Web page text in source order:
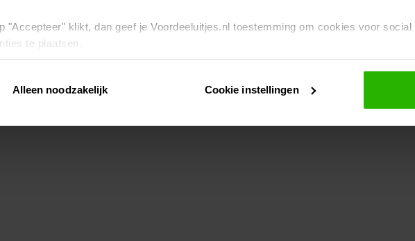
"Accepteer" klikt, dan geef je Voordeeluitjes.nl toestemming om cookies voor
te plaatsen.
instellingen" kun je ook zelf instellen welke cookies worden geplaatst. Je kunt je
op onscookiebeleid.
Alleen noodzakelijk Cookie instellingen